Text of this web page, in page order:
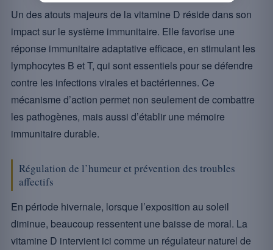
Un des atouts majeurs de la vitamine D réside dans son
impact sur le système immunitaire. Elle favorise une
réponse immunitaire adaptative efficace, en stimulant les
lymphocytes B et T, qui sont essentiels pour se défendre
contre les infections virales et bactériennes. Ce
mécanisme d’action permet non seulement de combattre
les pathogènes, mais aussi d’établir une mémoire
immunitaire durable.
Régulation de l’humeur et prévention des troubles
affectifs
En période hivernale, lorsque l’exposition au soleil
diminue, beaucoup ressentent une baisse de moral. La
vitamine D intervient ici comme un régulateur naturel de